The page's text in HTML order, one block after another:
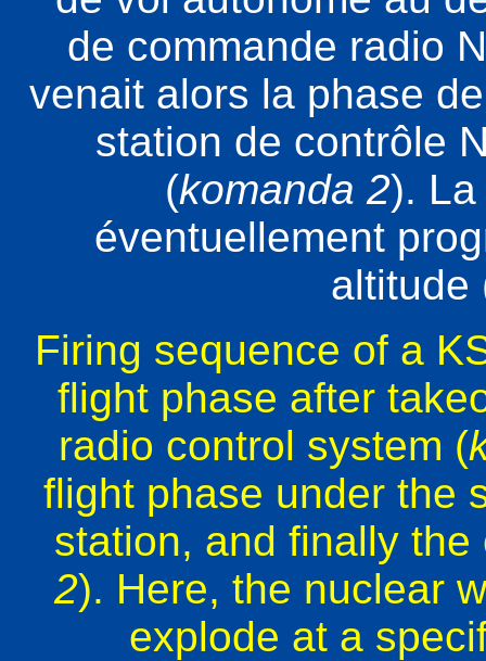
de commande radio
venait alors la phase
station de contrôle
(komanda 2).
éventuellement
altitude
Firing sequence of a
flight phase after
radio control system (
flight phase under the
station, and finally
2). Here, the nuclear
explode at a